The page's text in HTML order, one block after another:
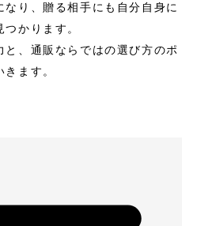
なり、贈る相手にも自分自身に
かります。
、通販ならではの選び方のポ
ます。